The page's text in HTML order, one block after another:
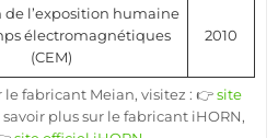
de l’exposition humaine
électromagnétiques
(CEM)
2010
le fabricant Meian, visitez : 👉site
savoir plus sur le fabricant iHORN,